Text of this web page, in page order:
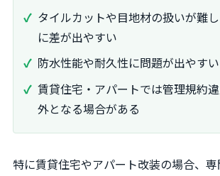
タイルカットや目地材の扱いが難
に差が出やすい
防水性能や耐久性に問題が出やすい
賃貸住宅・アパートでは管理規約
外となる場合がある
特に賃貸住宅やアパート改装の場合、